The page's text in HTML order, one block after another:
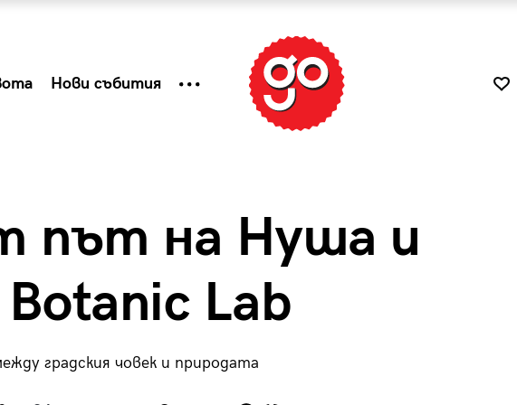
Нови събития
път на Нуша и
Lab
градския човек и природата
как
Tender is the Wine – Какво